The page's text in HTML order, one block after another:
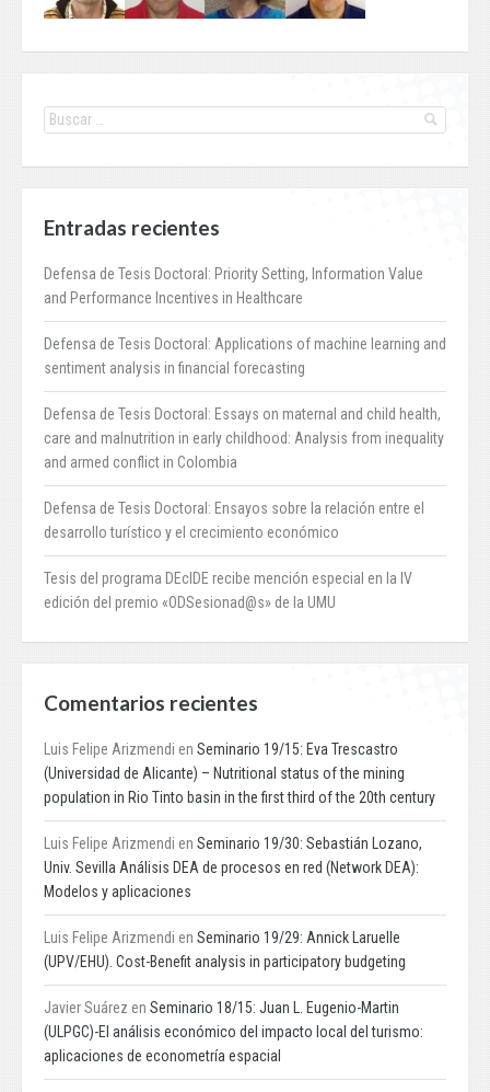
Entradas recientes
Defensa de Tesis Doctoral: Priority Setting, Information Value
and Performance Incentives in Healthcare
Defensa de Tesis Doctoral: Applications of machine learning and
sentiment analysis in financial forecasting
Defensa de Tesis Doctoral: Essays on maternal and child health,
care and malnutrition in early childhood: Analysis from inequality
and armed conflict in Colombia
Defensa de Tesis Doctoral: Ensayos sobre la relación entre el
desarrollo turístico y el crecimiento económico
Tesis del programa DEcIDE recibe mención especial en la IV
edición del premio «ODSesionad@s» de la UMU
Comentarios recientes
Luis Felipe Arizmendi en Seminario 19/15: Eva Trescastro
(Universidad de Alicante) – Nutritional status of the mining
population in Rio Tinto basin in the first third of the 20th century
Luis Felipe Arizmendi en Seminario 19/30: Sebastián Lozano,
Univ. Sevilla Análisis DEA de procesos en red (Network DEA):
Modelos y aplicaciones
Luis Felipe Arizmendi en Seminario 19/29: Annick Laruelle
(UPV/EHU). Cost-Benefit analysis in participatory budgeting
Javier Suárez en Seminario 18/15: Juan L. Eugenio-Martin
(ULPGC)-El análisis económico del impacto local del turismo:
aplicaciones de econometría espacial